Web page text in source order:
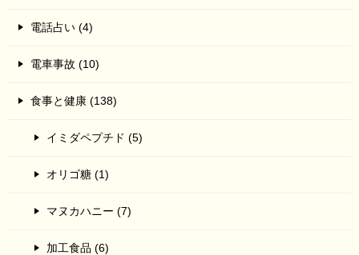
電話占い (4)
電車事故 (10)
食事と健康 (138)
イミダペプチド (5)
オリゴ糖 (1)
マヌカハニー (7)
加工食品 (6)